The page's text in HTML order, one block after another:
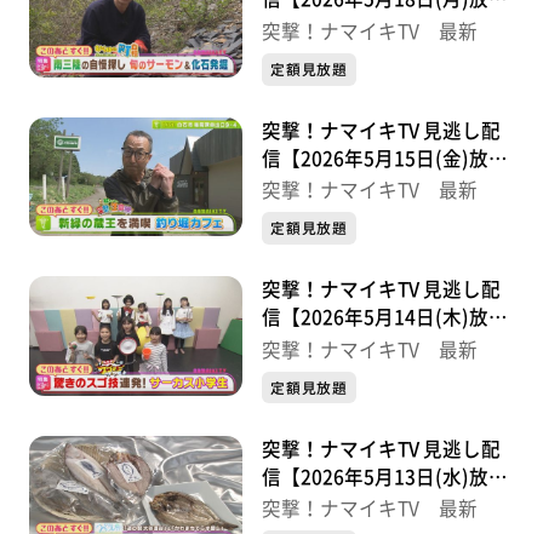
分】
突撃！ナマイキTV 最新
定額見放題
突撃！ナマイキTV 見逃し配
信【2026年5月15日(金)放送
分】
突撃！ナマイキTV 最新
定額見放題
突撃！ナマイキTV 見逃し配
信【2026年5月14日(木)放送
分】
突撃！ナマイキTV 最新
定額見放題
突撃！ナマイキTV 見逃し配
信【2026年5月13日(水)放送
分】
突撃！ナマイキTV 最新